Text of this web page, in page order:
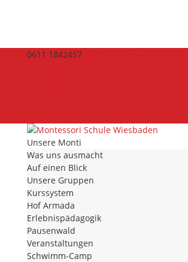
0611 1842457
Unsere Monti
Was uns ausmacht
Auf einen Blick
Unsere Gruppen
Kurssystem
Hof Armada
Erlebnispädagogik
Pausenwald
Veranstaltungen
Schwimm-Camp